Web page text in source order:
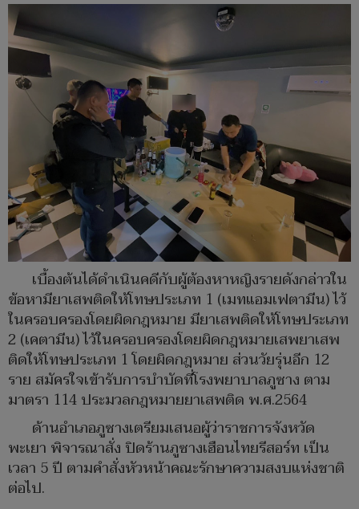
เบื้องต้นได้ดำเนินคดีกับผู้ต้องหาหญิงรายดังกล่าวใน
ข้อหามียาเสพติดให้โทษประเภท 1 (เมทแอมเฟตามีน) ไว้
ในครอบครองโดยผิดกฎหมาย มียาเสพติดให้โทษประเภท
2 (เคตามีน) ไว้ในครอบครองโดยผิดกฎหมายเสพยาเสพ
ติดให้โทษประเภท 1 โดยผิดกฎหมาย ส่วนวัยรุ่นอีก 12
ราย สมัครใจเข้ารับการบำบัดที่โรงพยาบาลภูซาง ตาม
มาตรา 114 ประมวลกฎหมายยาเสพติด พ.ศ.2564
ด้านอำเภอภูซางเตรียมเสนอผู้ว่าราชการจังหวัด
พะเยา พิจารณาสั่ง ปิดร้านภูซางเฮือนไทยรีสอร์ท เป็น
เวลา 5 ปี ตามคำสั่งหัวหน้าคณะรักษาความสงบแห่งชาติ
ต่อไป.